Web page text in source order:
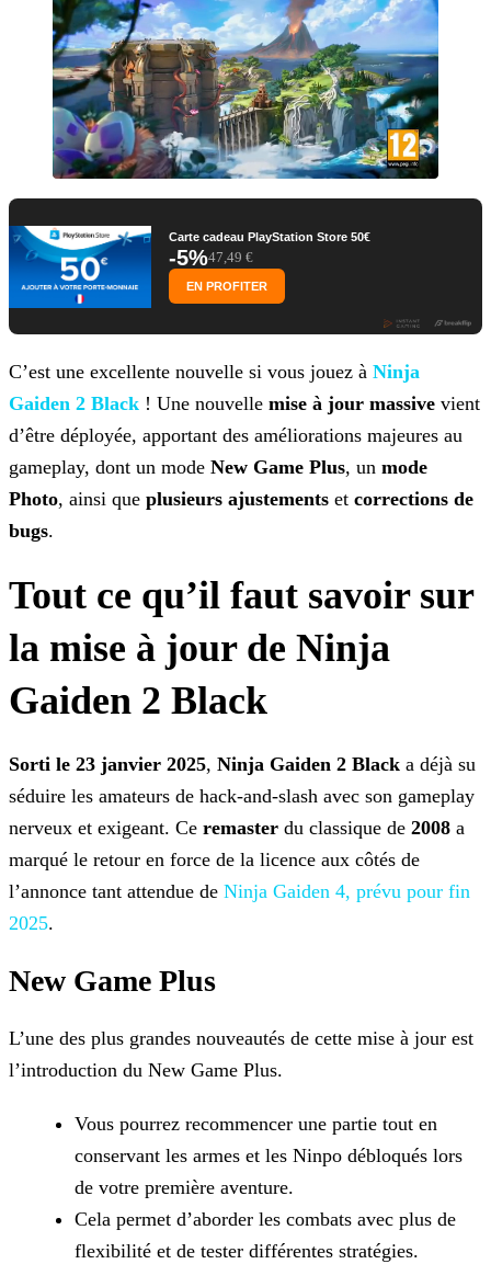
Carte cadeau PlayStation Store 50€
-5%47,49 €
EN PROFITER
C’est une excellente nouvelle si vous jouez à Ninja
Gaiden 2 Black ! Une nouvelle mise à jour massive vient
d’être déployée, apportant des améliorations majeures au
gameplay, dont un mode New Game Plus, un mode
Photo, ainsi que plusieurs ajustements et corrections de
bugs.
Tout ce qu’il faut savoir sur
la mise à jour de Ninja
Gaiden 2 Black
Sorti le 23 janvier 2025, Ninja Gaiden 2 Black a déjà su
séduire les amateurs de hack-and-slash avec son gameplay
nerveux et exigeant. Ce remaster du classique de 2008 a
marqué le retour en force de la licence aux côtés de
l’annonce tant attendue de Ninja Gaiden 4, prévu pour fin
2025.
New Game Plus
L’une des plus grandes nouveautés de cette mise à jour est
l’introduction du New Game Plus.
Vous pourrez recommencer une partie tout en
conservant les armes et les Ninpo débloqués lors
de votre première aventure.
Cela permet d’aborder les combats avec plus de
flexibilité et de tester différentes stratégies.